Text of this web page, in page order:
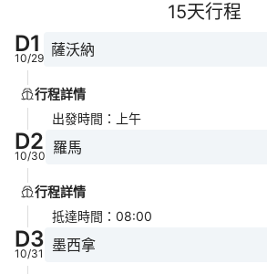
15天行程
D1
10/29 薩沃納
行程詳情
出發時間 ： 上午
D2
10/30 羅馬
行程詳情
抵達時間 ： 08:00
D3
10/31 墨西拿